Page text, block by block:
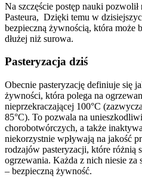
Na szczęście postęp nauki
Pasteura, Dzięki temu w
bezpieczną żywnością, która może
dłużej niż surowa.
Pasteryzacja dziś
Obecnie pasteryzację definiuje się
żywności, która polega na
nieprzekraczającej 100°C
85°C). To pozwala na
chorobotwórczych, a także
niekorzystnie wpływają na jakość
rodzajów pasteryzacji, które różnią
ogrzewania. Każda z nich niesie za
– bezpieczną żywność.